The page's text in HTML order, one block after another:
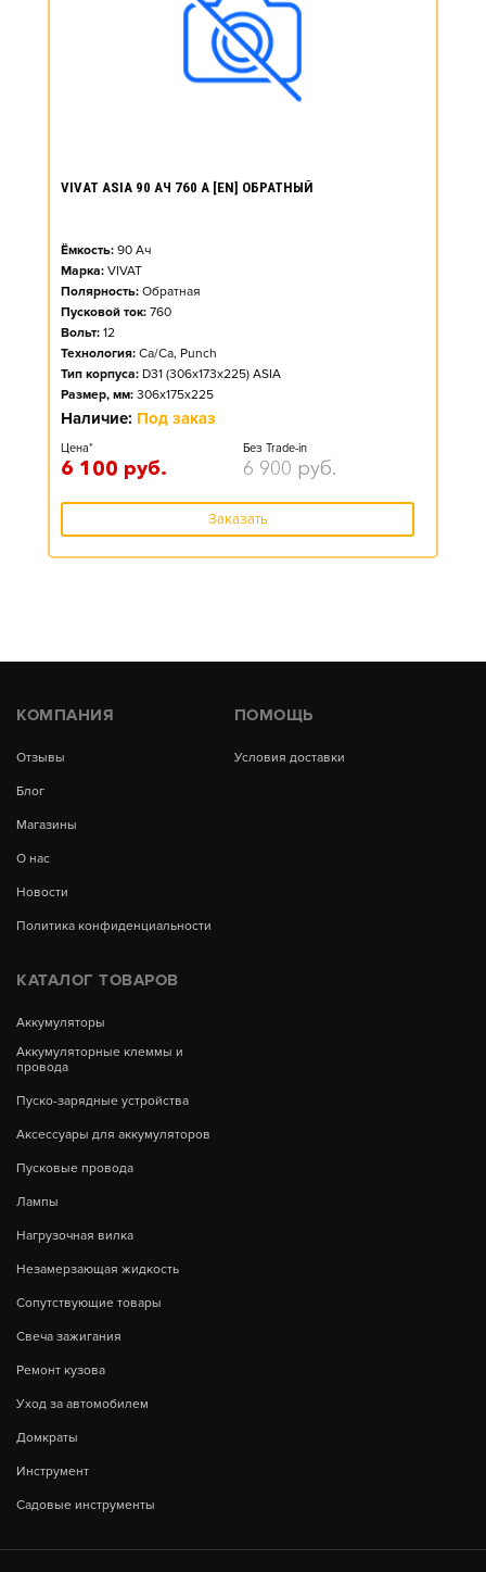
VIVAT ASIA 90 АЧ 760 А [EN] ОБРАТНЫЙ
Ёмкость: 90 Ач
Марка: VIVAT
Полярность: Обратная
Пусковой ток: 760
Вольт: 12
Технология: Ca/Ca, Punch
Тип корпуса: D31 (306x173x225) ASIA
Размер, мм: 306x175x225
Наличие: Под заказ
Цена*
6 100 руб.
Без Trade-in
6 900 руб.
Заказать
КОМПАНИЯ
Отзывы
Блог
Магазины
О нас
Новости
Политика конфиденциальности
ПОМОЩЬ
Условия доставки
КАТАЛОГ ТОВАРОВ
Аккумуляторы
Аккумуляторные клеммы и
провода
Пуско-зарядные устройства
Аксессуары для аккумуляторов
Пусковые провода
Лампы
Нагрузочная вилка
Незамерзающая жидкость
Сопутствующие товары
Свеча зажигания
Ремонт кузова
Уход за автомобилем
Домкраты
Инструмент
Садовые инструменты